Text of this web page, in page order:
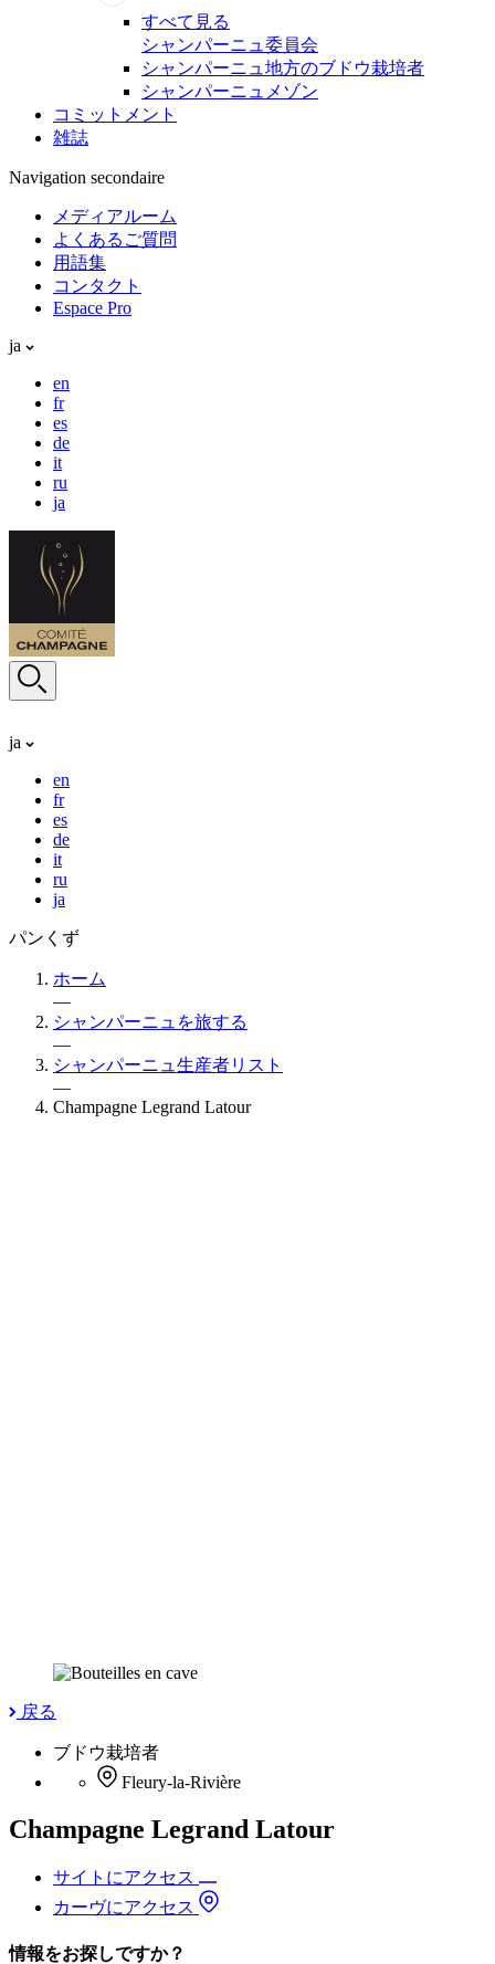
すべて見る
シャンパーニュ委員会
シャンパーニュ地方のブドウ栽培者
シャンパーニュメゾン
コミットメント
雑誌
Navigation secondaire
メディアルーム
よくあるご質問
用語集
コンタクト
Espace Pro
ja
en
fr
es
de
it
ru
ja
ja
en
fr
es
de
it
ru
ja
パンくず
ホーム
—
シャンパーニュを旅する
—
シャンパーニュ生産者リスト
—
Champagne Legrand Latour
戻る
ブドウ栽培者
Fleury-la-Rivière
Champagne Legrand Latour
サイトにアクセス
カーヴにアクセス
情報をお探しですか？